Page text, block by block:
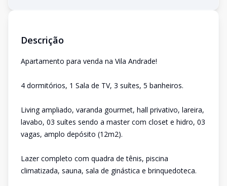
Descrição
Apartamento para venda na Vila Andrade!
4 dormitórios, 1 Sala de TV, 3 suítes, 5 banheiros.
Living ampliado, varanda gourmet, hall privativo, lareira,
lavabo, 03 suítes sendo a master com closet e hidro, 03
vagas, amplo depósito (12m2).
Lazer completo com quadra de tênis, piscina
climatizada, sauna, sala de ginástica e brinquedoteca.